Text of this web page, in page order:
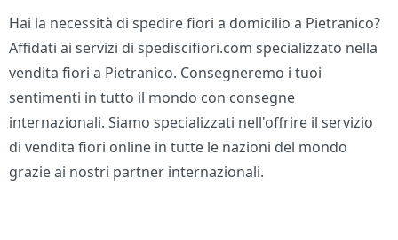
Hai la necessità di spedire fiori a domicilio a Pietranico?
Affidati ai servizi di spediscifiori.com specializzato nella
vendita fiori a Pietranico. Consegneremo i tuoi
sentimenti in tutto il mondo con consegne
internazionali. Siamo specializzati nell'offrire il servizio
di vendita fiori online in tutte le nazioni del mondo
grazie ai nostri partner internazionali.